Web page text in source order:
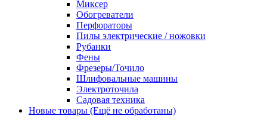
Миксер
Обогреватели
Перфораторы
Пилы электрические / ножовки
Рубанки
Фены
Фрезеры/Точило
Шлифовальные машины
Электроточила
Садовая техника
Новые товары (Ещё не обработаны)